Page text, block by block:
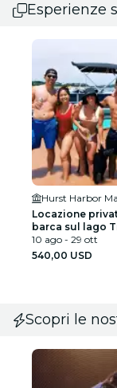
Esperienze
Hurst Harbor
Locazione
barca sul lago
massimo di 12
10 ago - 29 ott
540,00 USD
Scopri le